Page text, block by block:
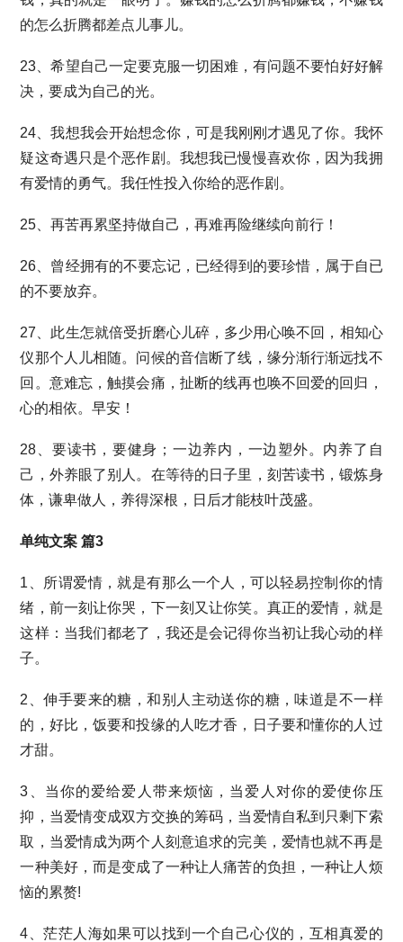
的怎么折腾都差点儿事儿。
23、希望自己一定要克服一切困难，有问题不要怕好好解
决，要成为自己的光。
24、我想我会开始想念你，可是我刚刚才遇见了你。我怀
疑这奇遇只是个恶作剧。我想我已慢慢喜欢你，因为我拥
有爱情的勇气。我任性投入你给的恶作剧。
25、再苦再累坚持做自己，再难再险继续向前行！
26、曾经拥有的不要忘记，已经得到的要珍惜，属于自已
的不要放弃。
27、此生怎就倍受折磨心儿碎，多少用心唤不回，相知心
仪那个人儿相随。问候的音信断了线，缘分渐行渐远找不
回。意难忘，触摸会痛，扯断的线再也唤不回爱的回归，
心的相依。早安！
28、要读书，要健身；一边养内，一边塑外。内养了自
己，外养眼了别人。在等待的日子里，刻苦读书，锻炼身
体，谦卑做人，养得深根，日后才能枝叶茂盛。
单纯文案 篇3
1、所谓爱情，就是有那么一个人，可以轻易控制你的情
绪，前一刻让你哭，下一刻又让你笑。真正的爱情，就是
这样：当我们都老了，我还是会记得你当初让我心动的样
子。
2、伸手要来的糖，和别人主动送你的糖，味道是不一样
的，好比，饭要和投缘的人吃才香，日子要和懂你的人过
才甜。
3、当你的爱给爱人带来烦恼，当爱人对你的爱使你压
抑，当爱情变成双方交换的筹码，当爱情自私到只剩下索
取，当爱情成为两个人刻意追求的完美，爱情也就不再是
一种美好，而是变成了一种让人痛苦的负担，一种让人烦
恼的累赘!
4、茫茫人海如果可以找到一个自己心仪的，互相真爱的